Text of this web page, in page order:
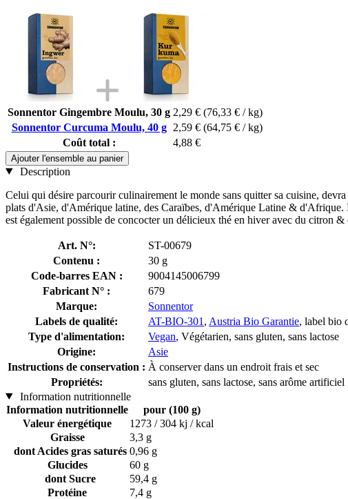
Sonnentor Gingembre Moulu, 30 g 2,29 € (76,33 € / kg)
Sonnentor Curcuma Moulu, 40 g
2,59 € (64,75 € / kg)
Coût total :
4,88 €
Ajouter l'ensemble au panier
Description
Celui qui désire parcourir culinairement le monde sans quitter sa cuisine,
plats d'Asie, d'Amérique latine, des Caraïbes, d'Amérique Latine & d'Afrique.
est également possible de concocter un délicieux thé en hiver avec du citron
Art. N°:
ST-00679
Contenu :
30 g
Code-barres EAN :
9004145006799
Fabricant N° :
679
Marque:
Sonnentor
Labels de qualité:
AT-BIO-301 , Austria Bio Garantie, label bio
Type d'alimentation:
Vegan, Végétarien, sans gluten, sans lactose
Origine:
Asie
Instructions de conservation : À conserver dans un endroit frais et sec
Propriétés:
sans gluten, sans lactose, sans arôme
Information nutritionnelle
Information nutritionnelle
pour (100 g)
Valeur énergétique
1273 / 304 kj / kcal
Graisse
3,3 g
dont Acides gras saturés 0,96 g
Glucides
60 g
dont Sucre
59,4 g
Protéine
7,4 g